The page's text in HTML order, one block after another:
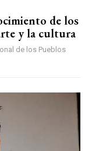
de los
y la cultura
de los Pueblos